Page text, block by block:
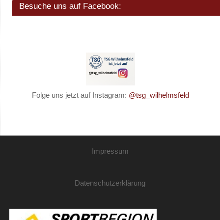
Besuche uns auf Facebook:
Folge uns jetzt auf Instagram: @tsg_wilhelmsfeld
Impressum
Datenschutzerklärung